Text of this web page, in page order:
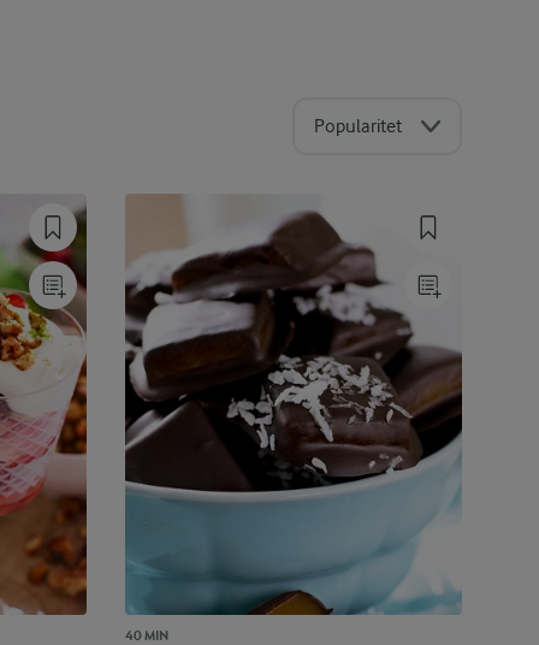
Popularitet
40 MIN